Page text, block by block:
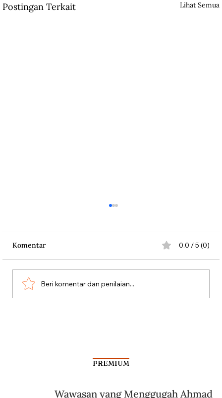
Postingan Terkait Lihat Semua
Dari Srebrenica ke Palestina
Komentar 0.0 / 5 (0)
Beri komentar dan penilaian...
PREMIUM
Wawasan yang Menggugah Ahmad